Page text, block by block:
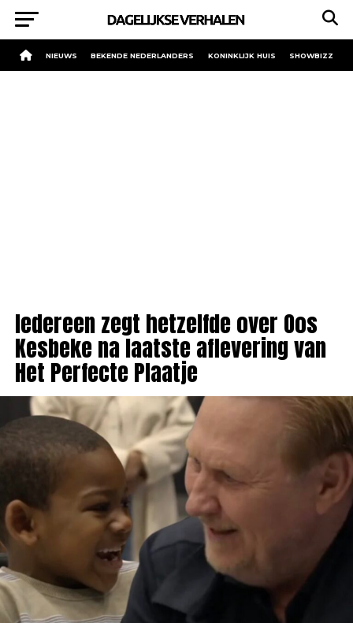
NIEUWS BEKENDE NEDERLANDERS KONINKLIJK HUIS SHOWBIZZ
Iedereen zegt hetzelfde over Oos
Kesbeke na laatste aflevering van
Het Perfecte Plaatje